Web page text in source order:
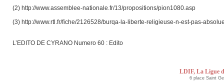
(2) http://www.assemblee-nationale.fr/13/propositions/pion1080.asp
(3) http://www.rtl.fr/fiche/2126528/burqa-la-liberte-religieuse-n-est-pas-
L’EDITO DE CYRANO Numero 60 : Edito
LDIF, La Ligue
6 place Saint